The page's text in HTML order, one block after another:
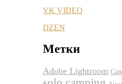
VK VIDEO
DZEN
Метки
Adobe Lightroom